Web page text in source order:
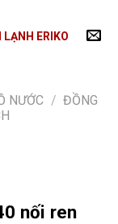
ERIKO
NƯỚC / ĐỒNG
nối ren